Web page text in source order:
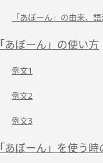
「あぼーん」の由来、
「あぼーん」の使い方
例文1
例文2
例文3
「あぼーん」を使う